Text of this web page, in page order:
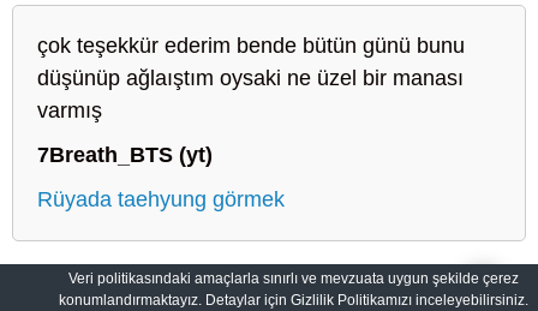
çok teşekkür ederim bende bütün günü bunu
düşünüp ağlaıştım oysaki ne üzel bir manası
varmış
7Breath_BTS (yt)
Rüyada taehyung görmek
Sahih Rüyalar: Rüyaların Dilini Öğrenin Gizlilik Politikası
Veri politikasındaki amaçlarla sınırlı ve mevzuata uygun şekilde çerez
konumlandırmaktayız. Detaylar için Gizlilik Politikamızı inceleyebilirsiniz.